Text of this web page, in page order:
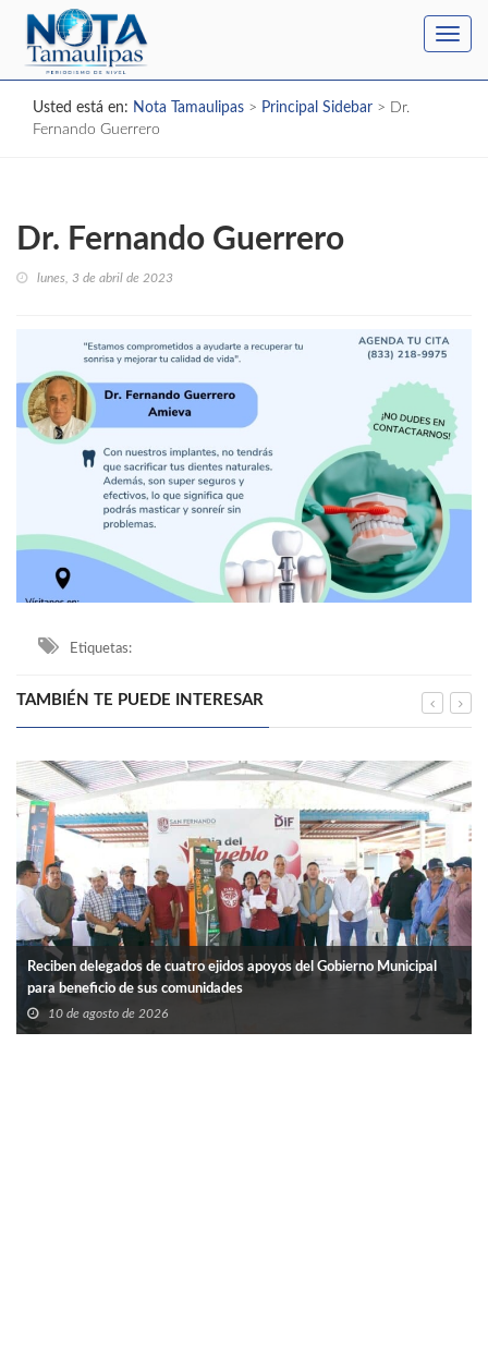
Usted está en: Nota Tamaulipas > Principal Sidebar > Dr.
Fernando Guerrero
Dr. Fernando Guerrero
lunes, 3 de abril de 2023
Etiquetas:
TAMBIÉN TE PUEDE INTERESAR
Reciben delegados de cuatro ejidos apoyos del Gobierno Municipal
para beneficio de sus comunidades
10 de agosto de 2026